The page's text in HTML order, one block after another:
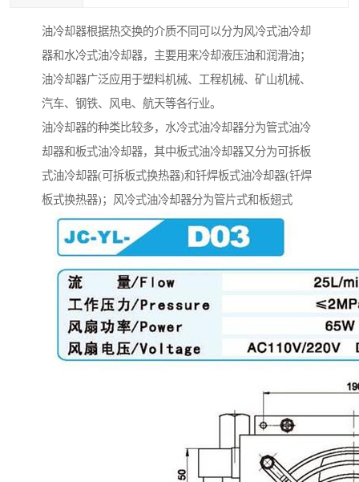
油冷却器根据热交换的介质不同可以分为风冷式油冷却
器和水冷式油冷却器，主要用来冷却液压油和润滑油；
油冷却器广泛应用于塑料机械、工程机械、矿山机械、
汽车、钢铁、风电、航天等各行业。
油冷却器的种类比较多，水冷式油冷却器分为管式油冷
却器和板式油冷却器，其中板式油冷却器又分为可拆板
式油冷却器(可拆板式换热器)和钎焊板式油冷却器(钎焊
板式换热器)；风冷式油冷却器分为管片式和板翅式